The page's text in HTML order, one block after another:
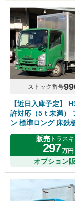
ストック番号
【近日入庫予定】
許対応（5ｔ未満）
ン 標準ロング 床鉄
扉 内高218cm 5速
いすゞエルフ
販売 トラス
297万円
オプション